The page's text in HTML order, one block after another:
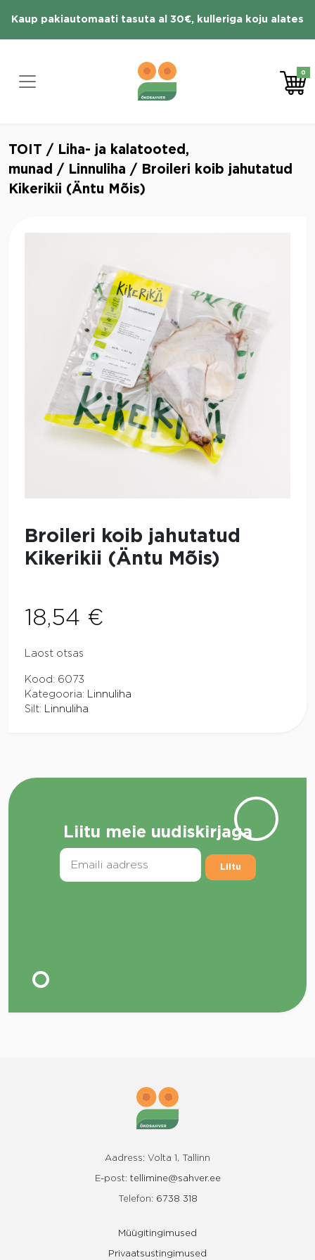
Kaup pakiautomaati tasuta al 30€, kulleriga koju alates
0
TOIT / Liha- ja kalatooted,
munad / Linnuliha / Broileri koib jahutatud
Kikerikii (Äntu Mõis)
Broileri koib jahutatud
Kikerikii (Äntu Mõis)
18,54 €
Laost otsas
Kood: 6073
Kategooria: Linnuliha
Silt: Linnuliha
Liitu meie uudiskirjaga
Liitu
Aadress: Volta 1, Tallinn
E-post: tellimine@sahver.ee
Telefon: 6738 318
Müügitingimused
Privaatsustingimused